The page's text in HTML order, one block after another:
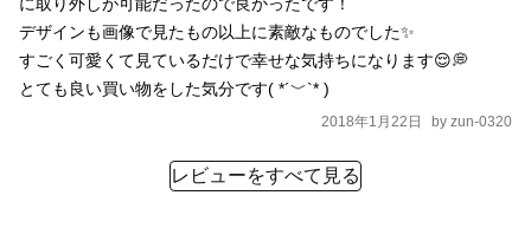
デザインも画像で見たもの以上に素敵なものでした✨
すごく可愛くて見ているだけで幸せな気持ちになります😌💭
とても良い買い物をした気分です( *´﹀`* )
2018年1月22日 by zun-0320
レビューをすべて見る